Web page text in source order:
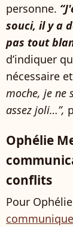
personne.
souci, il y a
pas tout
d’indiquer
nécessaire
moche, je ne
assez joli…”,
Ophélie
conflits
Pour